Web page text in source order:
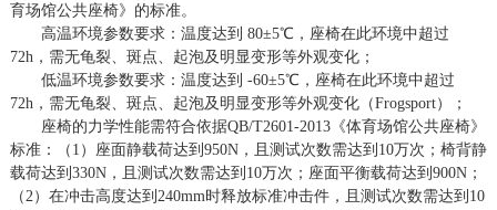
育场馆公共座椅》的标准。
高温环境参数要求：温度达到 80±5℃，座椅在此环境中超过
72h，需无龟裂、斑点、起泡及明显变形等外观变化；
低温环境参数要求：温度达到 -60±5℃，座椅在此环境中超过
72h，需无龟裂、斑点、起泡及明显变形等外观变化（Frogsport）；
座椅的力学性能需符合依据QB/T2601-2013《体育场馆公共座椅》
标准：（1）座面静载荷达到950N，且测试次数需达到10万次；椅背静
载荷达到330N，且测试次数需达到10万次；座面平衡载荷达到900N；
（2）在冲击高度达到240mm时释放标准冲击件，且测试次数需达到10